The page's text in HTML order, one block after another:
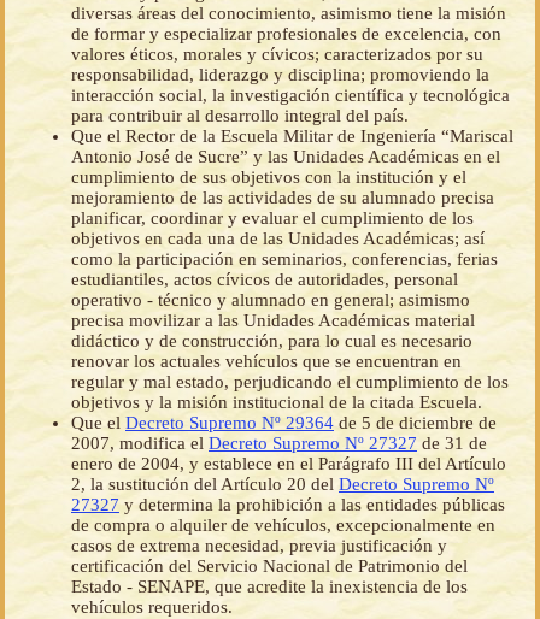
diversas áreas del conocimiento, asimismo tiene la misión
de formar y especializar profesionales de excelencia, con
valores éticos, morales y cívicos; caracterizados por su
responsabilidad, liderazgo y disciplina; promoviendo la
interacción social, la investigación científica y tecnológica
para contribuir al desarrollo integral del país.
Que el Rector de la Escuela Militar de Ingeniería “Mariscal
Antonio José de Sucre” y las Unidades Académicas en el
cumplimiento de sus objetivos con la institución y el
mejoramiento de las actividades de su alumnado precisa
planificar, coordinar y evaluar el cumplimiento de los
objetivos en cada una de las Unidades Académicas; así
como la participación en seminarios, conferencias, ferias
estudiantiles, actos cívicos de autoridades, personal
operativo - técnico y alumnado en general; asimismo
precisa movilizar a las Unidades Académicas material
didáctico y de construcción, para lo cual es necesario
renovar los actuales vehículos que se encuentran en
regular y mal estado, perjudicando el cumplimiento de los
objetivos y la misión institucional de la citada Escuela.
Que el Decreto Supremo Nº 29364 de 5 de diciembre de
2007, modifica el Decreto Supremo Nº 27327 de 31 de
enero de 2004, y establece en el Parágrafo III del Artículo
2, la sustitución del Artículo 20 del Decreto Supremo Nº
27327y determina la prohibición a las entidades públicas
de compra o alquiler de vehículos, excepcionalmente en
casos de extrema necesidad, previa justificación y
certificación del Servicio Nacional de Patrimonio del
Estado - SENAPE, que acredite la inexistencia de los
vehículos requeridos.